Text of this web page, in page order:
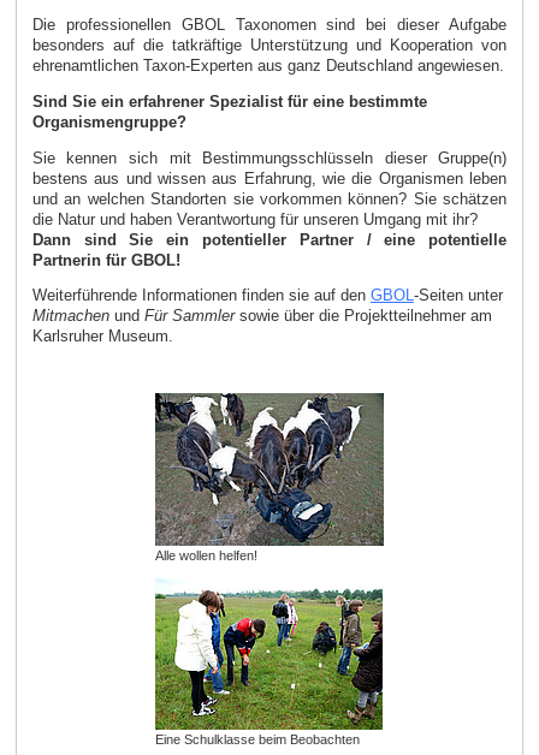
Die professionellen GBOL Taxonomen sind bei dieser Aufgabe
besonders auf die tatkräftige Unterstützung und Kooperation von
ehrenamtlichen Taxon-Experten aus ganz Deutschland angewiesen.
Sind Sie ein erfahrener Spezialist für eine bestimmte
Organismengruppe?
Sie kennen sich mit Bestimmungsschlüsseln dieser Gruppe(n)
bestens aus und wissen aus Erfahrung, wie die Organismen leben
und an welchen Standorten sie vorkommen können? Sie schätzen
die Natur und haben Verantwortung für unseren Umgang mit ihr?
Dann sind Sie ein potentieller Partner / eine potentielle
Partnerin für GBOL!
Weiterführende Informationen finden sie auf den GBOL-Seiten unter
Mitmachenund Für Sammlersowie über die Projektteilnehmer am
Karlsruher Museum.
Alle wollen helfen!
Eine Schulklasse beim Beobachten